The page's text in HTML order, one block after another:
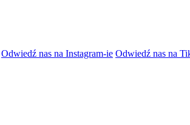
Odwiedź nas na Instagram-ie Odwiedź nas na